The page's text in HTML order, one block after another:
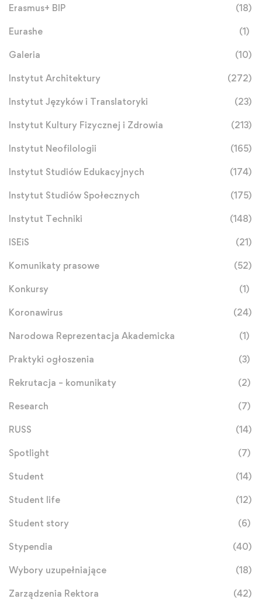
Erasmus+ BIP (18)
Eurashe (1)
Galeria (10)
Instytut Architektury (272)
Instytut Języków i Translatoryki (23)
Instytut Kultury Fizycznej i Zdrowia (213)
Instytut Neofilologii (165)
Instytut Studiów Edukacyjnych (174)
Instytut Studiów Społecznych (175)
Instytut Techniki (148)
ISEiS (21)
Komunikaty prasowe (52)
Konkursy (1)
Koronawirus (24)
Narodowa Reprezentacja Akademicka (1)
Praktyki ogłoszenia (3)
Rekrutacja – komunikaty (2)
Research (7)
RUSS (14)
Spotlight (7)
Student (14)
Student life (12)
Student story (6)
Stypendia (40)
Wybory uzupełniające (18)
Zarządzenia Rektora (42)